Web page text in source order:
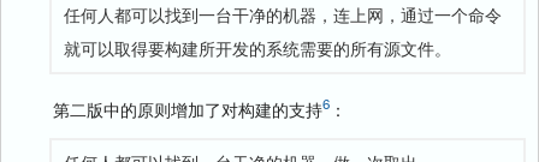
任何人都可以找到一台干净的机器，连上网，通过一个命令
就可以取得要构建所开发的系统需要的所有源文件。
第二版中的原则增加了对构建的支持6 ：